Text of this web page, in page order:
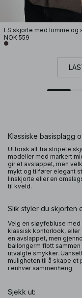
LS skjorte med lomme og
NOK 559
Klassiske basisplagg
Utforsk alt fra stripete
modeller med markert
gir et avslappet, men
mykt og tilfører elegant
linskjorte eller en
til kveld.
Slik styler du skjorten
Velg en sløyfebluse
klassisk kontorlook,
en avslappet, men
ballongerm flott
utvalgte smykker.
muligheten til å skape
i enhver sammenheng.
Sjekk ut: